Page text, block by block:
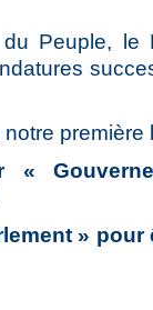
Peuple, le
première
«
»